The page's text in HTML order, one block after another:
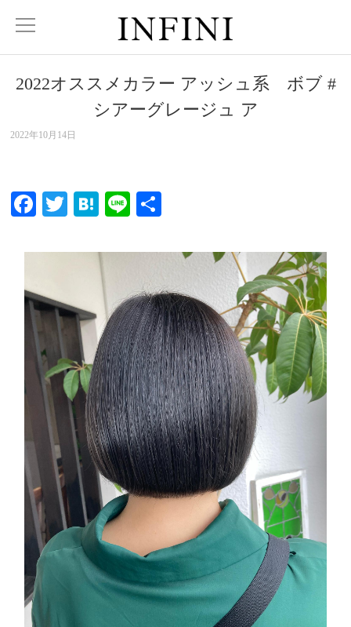
2022オススメカラー アッシュ系 ボブ #
シアーグレージュ ア
2022年10月14日
Facebook
TwitterHatena
Line